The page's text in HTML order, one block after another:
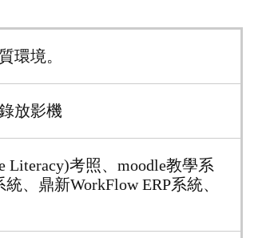
環境。
放影機
考照、moodle教學系
、鼎新WorkFlow ERP系統、